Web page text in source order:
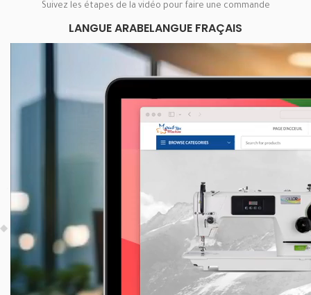
Suivez les étapes de la vidéo pour faire une commande
LANGUE ARABELANGUE FRAÇAIS